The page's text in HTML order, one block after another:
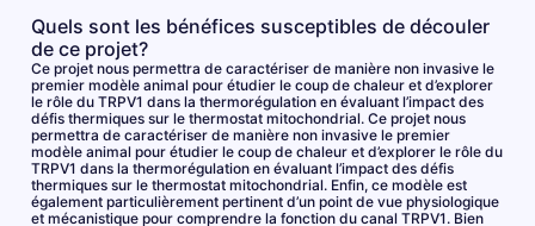
Quels sont les bénéfices susceptibles de découler
de ce projet?
Ce projet nous permettra de caractériser de manière non invasive le
premier modèle animal pour étudier le coup de chaleur et d’explorer
le rôle du TRPV1 dans la thermorégulation en évaluant l’impact des
défis thermiques sur le thermostat mitochondrial. Ce projet nous
permettra de caractériser de manière non invasive le premier
modèle animal pour étudier le coup de chaleur et d’explorer le rôle du
TRPV1 dans la thermorégulation en évaluant l’impact des défis
thermiques sur le thermostat mitochondrial. Enfin, ce modèle est
également particulièrement pertinent d’un point de vue physiologique
et mécanistique pour comprendre la fonction du canal TRPV1. Bien